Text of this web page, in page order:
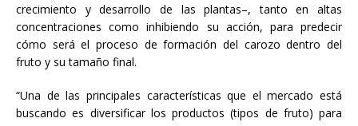
crecimiento y desarrollo de las plantas–, tanto en altas
concentraciones como inhibiendo su acción, para predecir
cómo será el proceso de formación del carozo dentro del
fruto y su tamaño final.
“Una de las principales características que el mercado está
buscando es diversificar los productos (tipos de fruto) para